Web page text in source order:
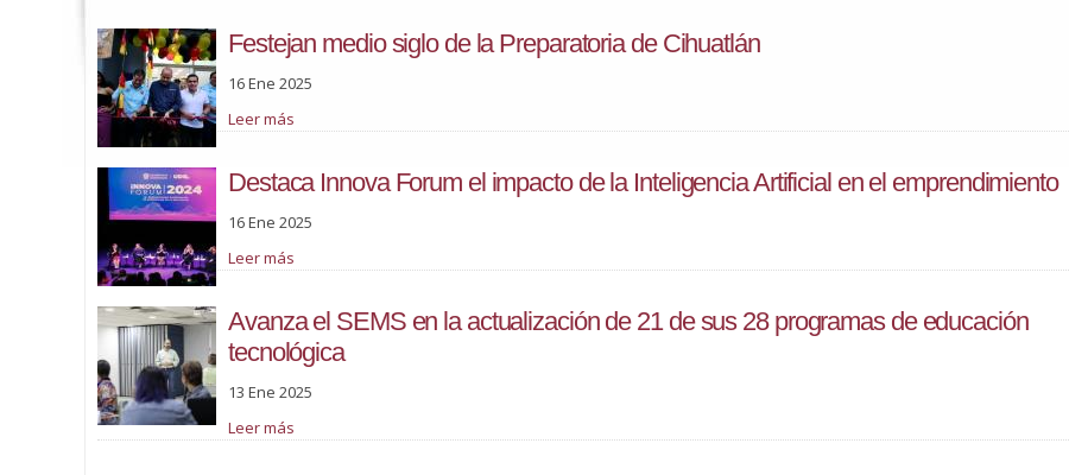
Festejan medio siglo de la Preparatoria de Cihuatlán
16 Ene 2025
Leer más
Destaca Innova Forum el impacto de la Inteligencia Artificial en el emprendimiento
16 Ene 2025
Leer más
Avanza el SEMS en la actualización de 21 de sus 28 programas de educación
tecnológica
13 Ene 2025
Leer más